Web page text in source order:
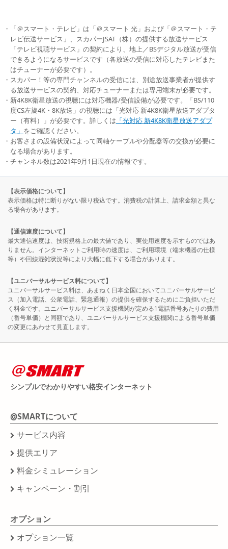
「＠スマート・テレビ」は「＠スマート 光」および「＠スマート・テ
レビ伝送サービス」、スカパーJSAT（株）の提供する放送サービス
「テレビ視聴サービス」の契約により、地上／BSデジタル放送が受信
できるようになるサービスです（各放送の受信に対応したテレビまた
はチューナーが必要です）。
スカパー！等の専門チャンネルの受信には、別途放送事業者が提供す
る放送サービスの契約、対応チューナーまたは専用端末が必要です。
新4K8K衛星放送の視聴には対応機器/受信設備が必要です。「BS/110
度CS左旋4K・8K放送」の視聴には「光対応 新4K8K衛星放送アダプタ
ー（有料）」が必要です。詳しくは 「光対応 新4K8K衛星放送アダプ
タ」 をご確認ください。
お客さまの設備状況によって同軸ケーブルや分配器等の交換が必要に
なる場合があります。
チャンネル数は2021年9月1日現在の情報です。
【表示価格について】
表示価格は特に断りがない限り税込です。消費税の計算上、請求金額と異な
る場合があります。
【通信速度について】
最大通信速度は、技術規格上の最大値であり、実使用速度を示すものではあ
りません。インターネットご利用時の速度は、ご利用環境（端末機器の仕様
等）や回線混雑状況等により大幅に低下する場合があります。
【ユニバーサルサービス料について】
ユニバーサルサービス料は、あまねく日本全国においてユニバーサルサービ
ス（加入電話、公衆電話、緊急通報）の提供を確保するためにご負担いただ
く料金です。ユニバーサルサービス支援機関が定める1電話番号あたりの費用
（番号単価）と同額であり、ユニバーサルサービス支援機関による番号単価
の変更にあわせて見直します。
シンプルでわかりやすい格安インターネット
@SMARTについて
サービス内容
提供エリア
料金シミュレーション
キャンペーン・割引
オプション
オプション一覧